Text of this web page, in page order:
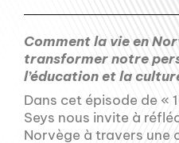
Comment la vie en
transformer notre
l’éducation et la
Dans cet épisode de «
Seys nous invite à
Norvège à travers une